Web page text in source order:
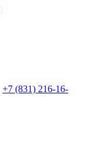
+7 (831) 216-16-